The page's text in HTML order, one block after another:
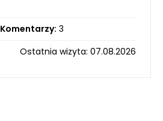
Komentarzy: 3
Ostatnia wizyta: 07.08.2026